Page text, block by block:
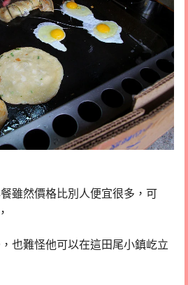
雖然價格比別人便宜很多， 可
也難怪他可以在這田尾小鎮屹立